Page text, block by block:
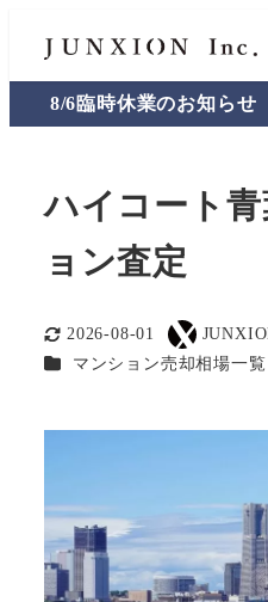
8/6臨時休業のお知らせ
ハイコート
ョン査定
更新日
2026-08-01
著
者
カテゴリー
マンション売却相場一覧